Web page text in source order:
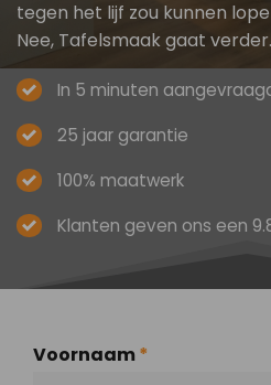
tegen het lijf zou kunnen
Nee, Tafelsmaak gaat
In 5 minuten
25 jaar garantie
100% maatwerk
Klanten geven ons een
Voornaam*